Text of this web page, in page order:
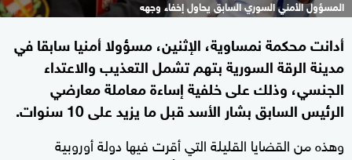
المسؤول الأمني السوري السابق يحاول إخفاء وجهه
أدانت محكمة نمساوية، الإثنين، مسؤولا ​أمنيا سابقا في
مدينة الرقة السورية بتهم تشمل التعذيب والاعتداء
الجنسي، ​وذلك على خلفية إساءة ⁠معاملة معارضي
الرئيس السابق بشار الأسد قبل ما يزيد على 10 سنوات.
وهذه من القضايا القليلة التي أقرت فيها دولة أوروبية